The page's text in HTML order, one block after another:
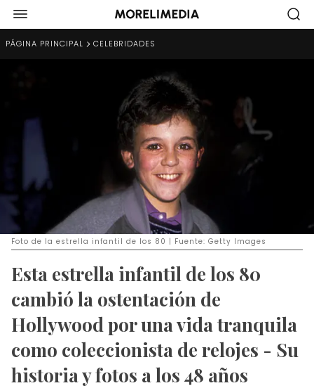
PÁGINA PRINCIPAL CELEBRIDADES
Foto de la estrella infantil de los 80 | Fuente: Getty Images
Esta estrella infantil de los 80
cambió la ostentación de
Hollywood por una vida tranquila
como coleccionista de relojes - Su
historia y fotos a los 48 años